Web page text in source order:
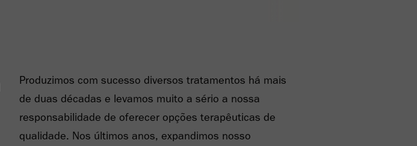
Produzimos com sucesso diversos tratamentos há mais
de duas décadas e levamos muito a sério a nossa
responsabilidade de oferecer opções terapêuticas de
qualidade. Nos últimos anos, expandimos nosso